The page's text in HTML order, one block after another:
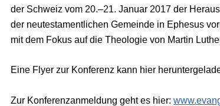
der Schweiz vom 20.–21. Januar 2017 der
der neutestamentlichen Gemeinde in Ephesus
mit dem Fokus auf die Theologie von Martin
Eine Flyer zur Konferenz kann hier
Zur Konferenzanmeldung geht es hier: